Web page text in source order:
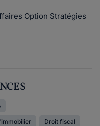
Option Stratégies
Droit fiscal